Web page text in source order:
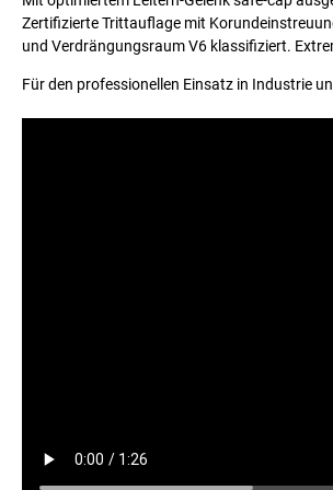
Zertifizierte Trittauflage mit
und Verdrängungsraum V6 klassifiziert.
Für den professionellen Einsatz in Industrie